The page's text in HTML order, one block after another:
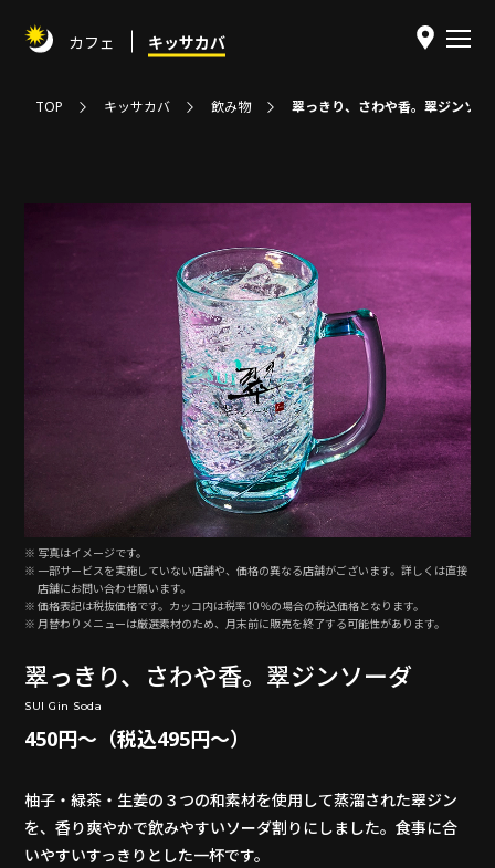
カフェ キッサカバ
TOP キッサカバ 飲み物 翠っきり、さわや香。翠ジンソー
写真はイメージです。
一部サービスを実施していない店舗や、価格の異なる店舗がございます。詳しくは直接
店舗にお問い合わせ願います。
価格表記は税抜価格です。カッコ内は税率10％の場合の税込価格となります。
月替わりメニューは厳選素材のため、月末前に販売を終了する可能性があります。
翠っきり、さわや香。翠ジンソーダ
SUI Gin Soda
450円〜（税込495円〜）
柚子・緑茶・生姜の３つの和素材を使用して蒸溜された翠ジン
を、香り爽やかで飲みやすいソーダ割りにしました。食事に合
いやすいすっきりとした一杯です。